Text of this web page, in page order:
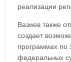
реализации
Вазиев также
создает
программах по
федеральных